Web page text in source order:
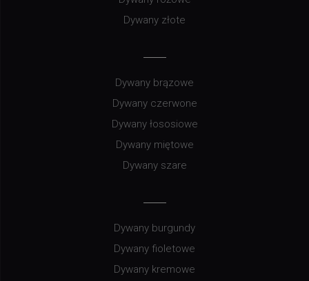
Dywany złote
Dywany brązowe
Dywany czerwone
Dywany łososiowe
Dywany miętowe
Dywany szare
Dywany burgundy
Dywany fioletowe
Dywany kremowe